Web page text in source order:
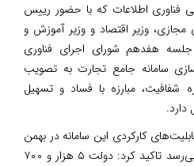
اطلاعات که با حضور رییس
وزیر اقتصاد و وزیر آموزش و
هفدهم شورای اجرای فناوری
سامانه جامع تجارت به تصویب
شفافیت، مبارزه با فساد و تسهیل
دارد.
کارکردی این سامانه در بهمن‌
ماه و دهه فجر به بهره‌برداری می‌رسد تاکید کرد: دولت ۵ هزار و ۷۰۰